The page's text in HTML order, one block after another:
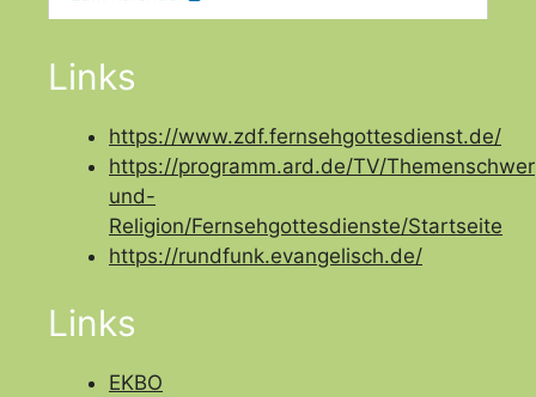
Links
https://www.zdf.fernsehgottesdienst.de/
https://programm.ard.de/TV/
und-
Religion/Fernsehgottesdienste/Startseite
https://rundfunk.evangelisch.de/
Links
EKBO